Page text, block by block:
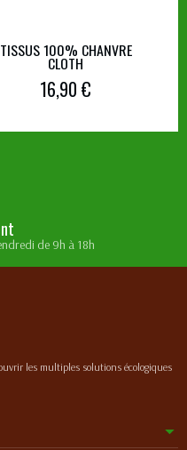
TISSUS 100% CHANVRE
CLOTH
16,90 €
de 9h à 18h
les multiples solutions écologiques